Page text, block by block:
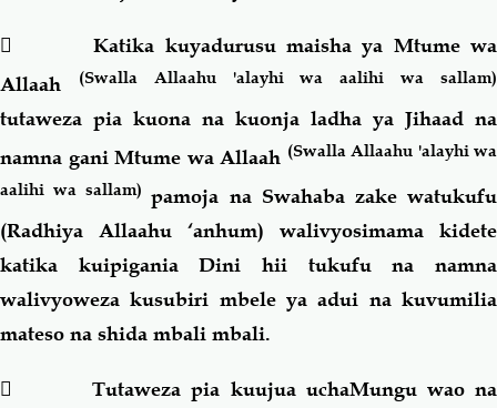
 Katika kuyadurusu maisha ya Mtume wa
Allaah
(Swalla Allaahu 'alayhi wa aalihi wa sallam)
tutaweza pia kuona na kuonja ladha ya Jihaad na
namna gani Mtume wa Allaah (Swalla Allaahu 'alayhi wa
aalihi wa sallam) pamoja na Swahaba zake watukufu
(Radhiya Allaahu ‘anhum) walivyosimama kidete
katika kuipigania Dini hii tukufu na namna
walivyoweza kusubiri mbele ya adui na kuvumilia
mateso na shida mbali mbali.
 Tutaweza pia kuujua uchaMungu wao na